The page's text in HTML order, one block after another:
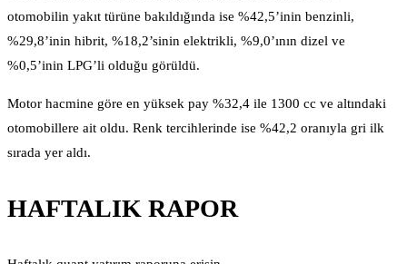
otomobilin yakıt türüne bakıldığında ise %42,5’inin benzinli,
%29,8’inin hibrit, %18,2’sinin elektrikli, %9,0’ının dizel ve
%0,5’inin LPG’li olduğu görüldü.
Motor hacmine göre en yüksek pay %32,4 ile 1300 cc ve altındaki
otomobillere ait oldu. Renk tercihlerinde ise %42,2 oranıyla gri ilk
sırada yer aldı.
HAFTALIK RAPOR